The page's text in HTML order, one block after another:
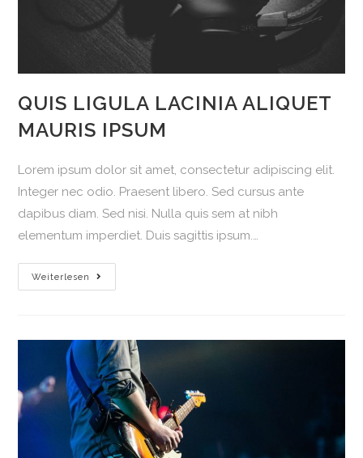
QUIS LIGULA LACINIA ALIQUET
MAURIS IPSUM
Lorem ipsum dolor sit amet, consectetur adipiscing elit.
Integer nec odio. Praesent libero. Sed cursus ante
dapibus diam. Sed nisi. Nulla quis sem at nibh
elementum imperdiet. Duis sagittis ipsum.…
Weiterlesen
ligula
mauris
ipsum